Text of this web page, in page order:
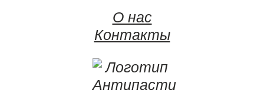
О нас
Контакты